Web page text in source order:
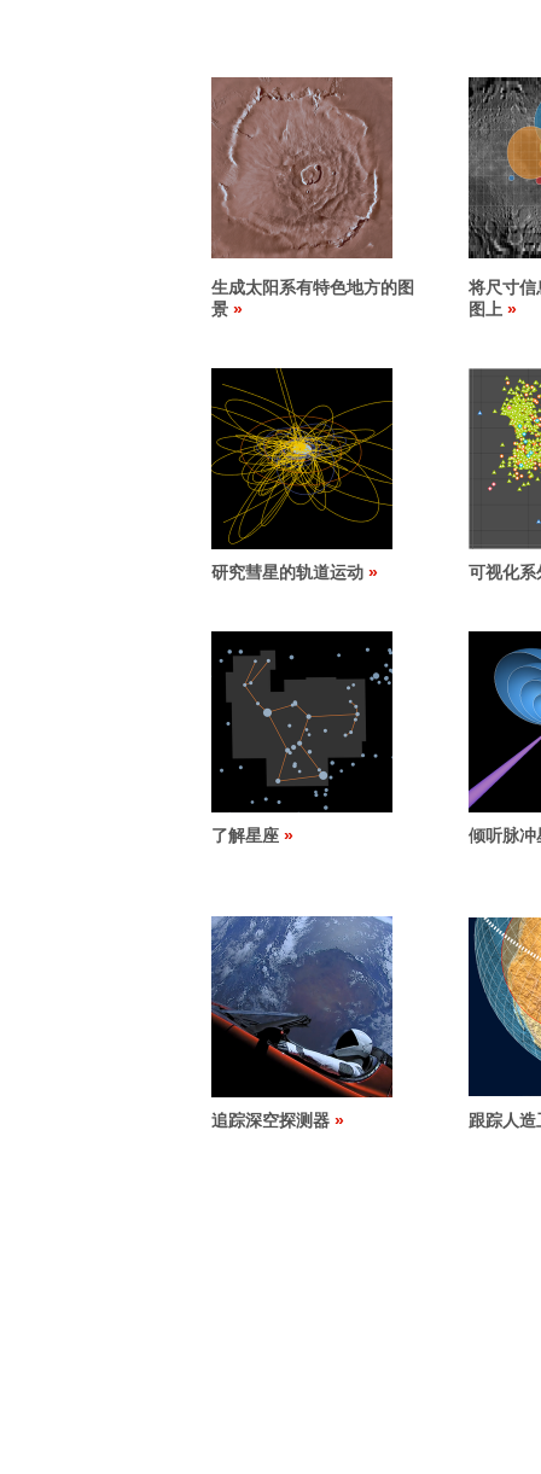
生成太阳系有特色地方的图
景
将尺寸信
图上
研究彗星的轨道运动 可视化系
了解星座 倾听脉冲
追踪深空探测器 跟踪人造